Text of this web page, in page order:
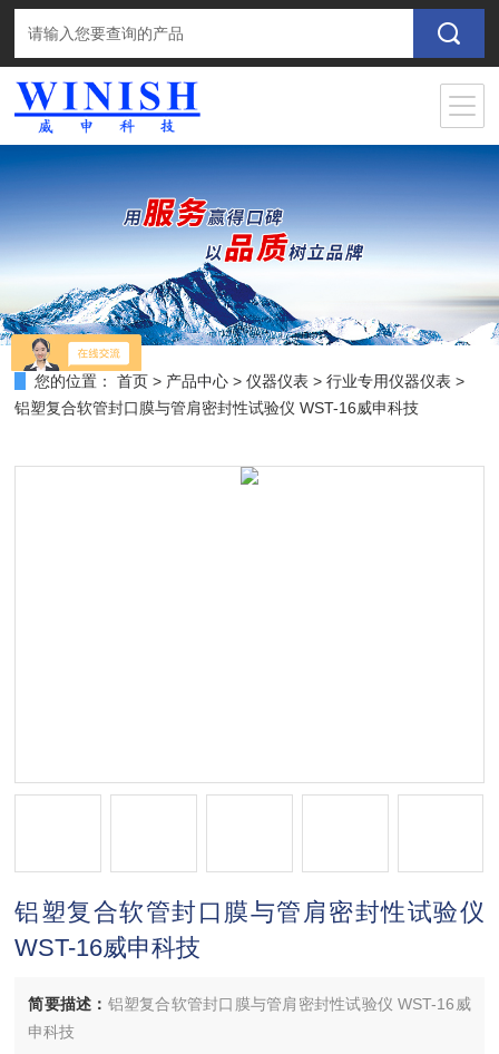
您的位置： 首页 > 产品中心 >仪器仪表 >行业专用仪器仪表 >
铝塑复合软管封口膜与管肩密封性试验仪 WST-16威申科技
铝塑复合软管封口膜与管肩密封性试验仪
WST-16威申科技
简要描述： 铝塑复合软管封口膜与管肩密封性试验仪 WST-16威
申科技